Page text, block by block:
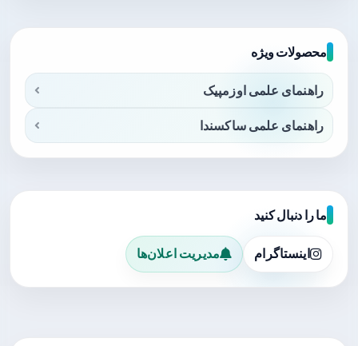
محصولات ویژه
راهنمای علمی اوزمپیک
راهنمای علمی ساکسندا
ما را دنبال کنید
اینستاگرام مدیریت اعلان‌ها